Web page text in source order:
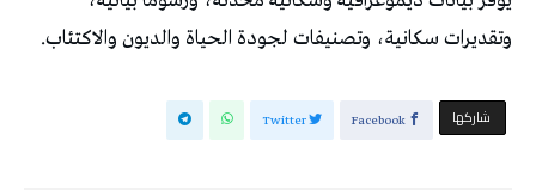
وتقديرات سكانية، وتصنيفات لجودة الحياة والديون والاكتئاب.
‫‫ شاركها‬ Facebook
Twitter